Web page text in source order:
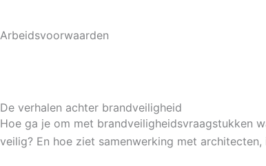
Arbeidsvoorwaarden
De verhalen achter brandveiligheid
Hoe ga je om met brandveiligheidsvraagstukken
veilig? En hoe ziet samenwerking met